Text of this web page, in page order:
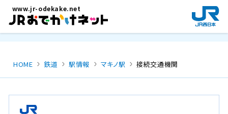
メインコンテンツにスキップ
www.jr-odekake.net
新
規
ウ
で
HOME 鉄道 駅情報 マキノ駅 接続交通機関